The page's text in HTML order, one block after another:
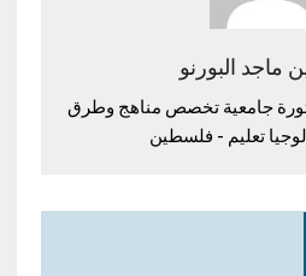
ماجد البورنو
جامعية تخصص مناهج وطرق
تعليم - فلسطين